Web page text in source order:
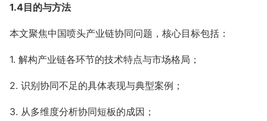
1.4目的与方法
本文聚焦中国喷头产业链协同问题，核心目标包括：
1. 解构产业链各环节的技术特点与市场格局；
2. 识别协同不足的具体表现与典型案例；
3. 从多维度分析协同短板的成因；